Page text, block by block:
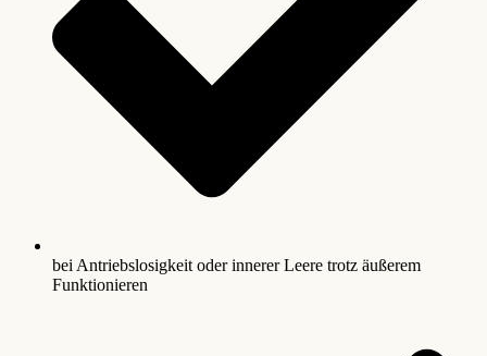
bei Antriebslosigkeit oder innerer Leere trotz äußerem
Funktionieren